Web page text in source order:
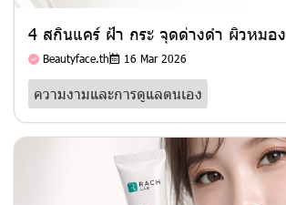
4 สกินแคร์ ฝ้า กระ จุดด่างดำ ผิวหมอง
Beautyface.th 16 Mar 2026
ความงามและการดูแลตนเอง